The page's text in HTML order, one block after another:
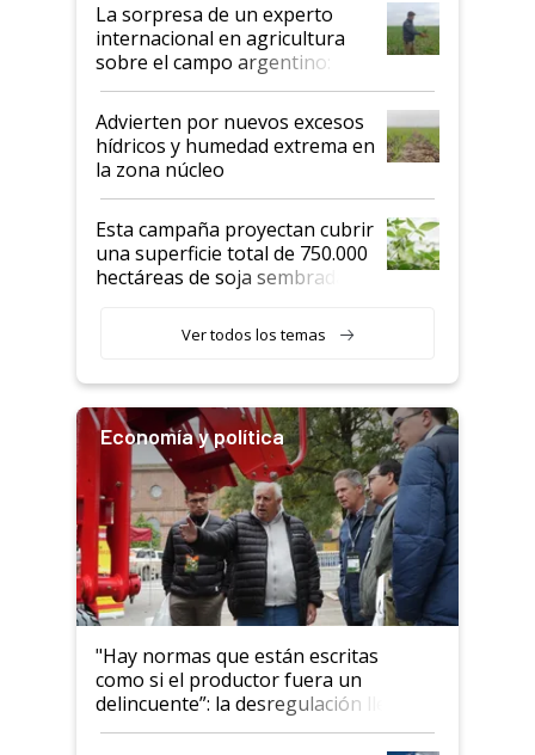
La sorpresa de un experto
internacional en agricultura
sobre el campo argentino:
"Estoy muy impresionado"
Advierten por nuevos excesos
hídricos y humedad extrema en
la zona núcleo
Esta campaña proyectan cubrir
una superficie total de 750.000
hectáreas de soja sembradas
variedades que marcan un
salto tecnológico en genética y
Ver todos los temas
Economía y política
"Hay normas que están escritas
como si el productor fuera un
delincuente”: la desregulación llegó
al Congreso Aapresid y hasta se